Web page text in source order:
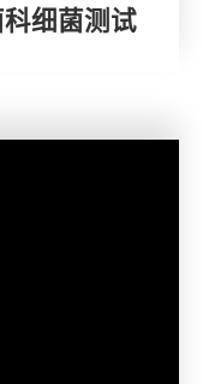
细菌测试